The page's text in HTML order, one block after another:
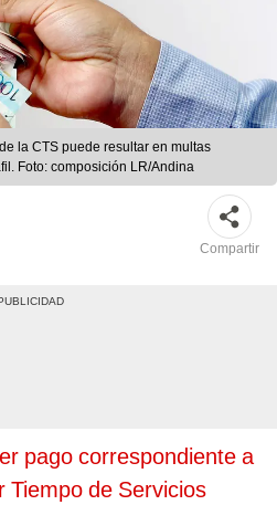
la CTS puede resultar en multas
Foto: composición LR/Andina
Compartir
pago correspondiente a
Tiempo de Servicios